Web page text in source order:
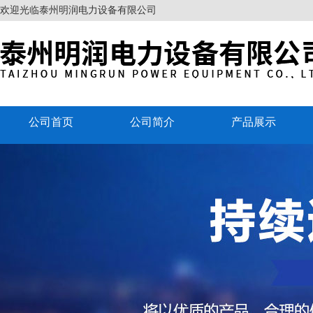
欢迎光临泰州明润电力设备有限公司
公司首页 公司简介 产品展示